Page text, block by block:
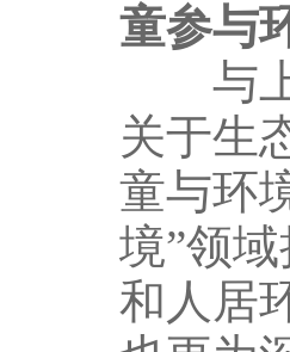
童参与
与上
关于生
童与环
境”领
和人居